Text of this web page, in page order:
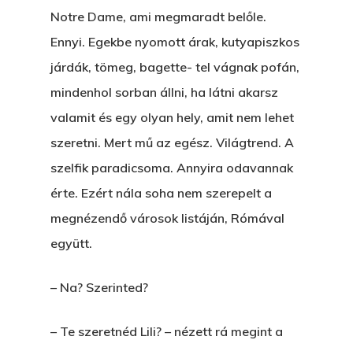
Notre Dame, ami megmaradt belőle.
Ennyi. Egekbe nyomott árak, kutyapiszkos
járdák, tömeg, bagette- tel vágnak pofán,
mindenhol sorban állni, ha látni akarsz
valamit és egy olyan hely, amit nem lehet
szeretni. Mert mű az egész. Világtrend. A
szelfik paradicsoma. Annyira odavannak
érte. Ezért nála soha nem szerepelt a
megnézendő városok listáján, Rómával
együtt.
– Na? Szerinted?
– Te szeretnéd Lili? – nézett rá megint a